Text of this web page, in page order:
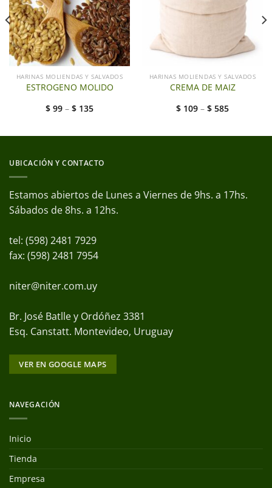
HARINAS MOLIENDAS Y SALVADOS
ESTROGENO MOLIDO
$ 99 – $ 135
HARINAS MOLIENDAS Y SALVADOS
CREMA DE MAIZ
$ 109 – $ 585
UBICACIÓN Y CONTACTO
Estamos abiertos de Lunes a Viernes de 9hs. a 17hs.
Sábados de 8hs. a 12hs.
tel: (598) 2481 7929
fax: (598) 2481 7954
niter@niter.com.uy
Br. José Batlle y Ordóñez 3381
Esq. Canstatt. Montevideo, Uruguay
VER EN GOOGLE MAPS
NAVEGACIÓN
Inicio
Tienda
Empresa